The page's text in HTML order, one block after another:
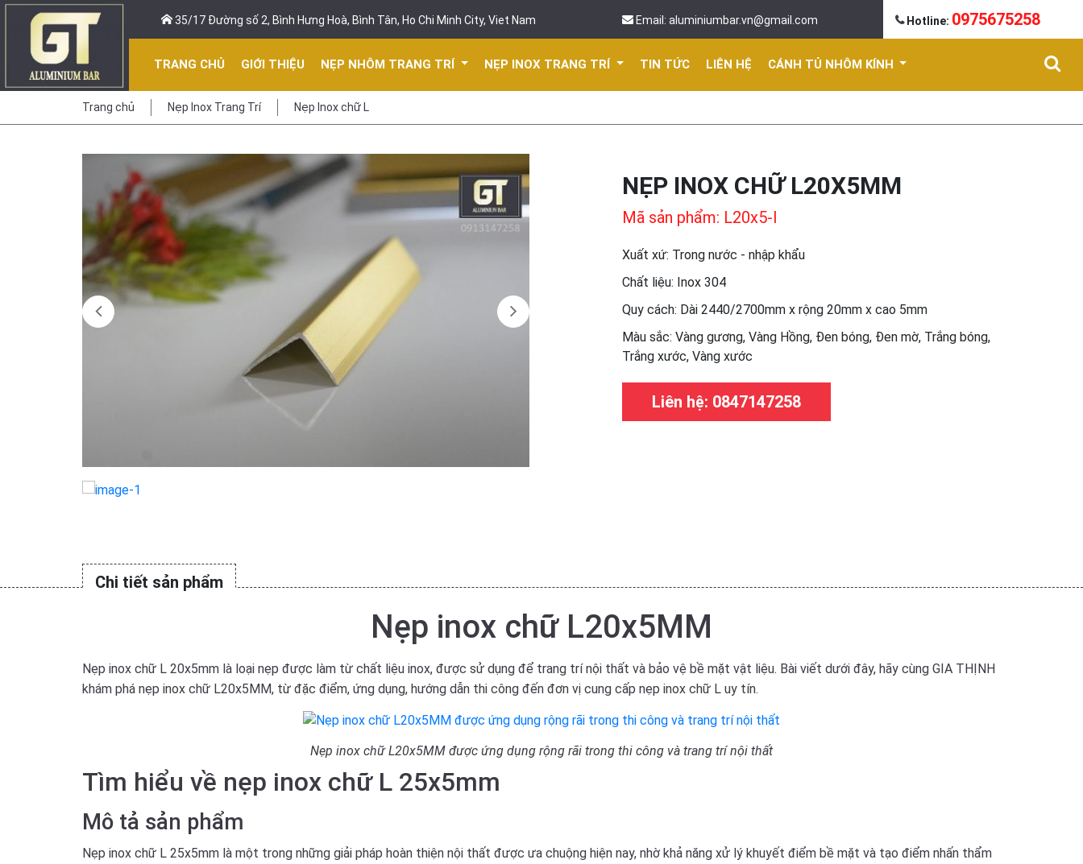
35/17 Đường số 2, Bình Hưng Hoà, Bình Tân, Ho Chi Minh City, Viet Nam Email: aluminiumbar.vn@gmail.com Hotline: 0975675258
TRANG CHỦ GIỚI THIỆU NẸP NHÔM TRANG TRÍ NẸP INOX TRANG TRÍ TIN TỨC LIÊN HỆ CÁNH TỦ NHÔM KÍNH
Trang chủ Nẹp Inox Trang Trí Nẹp Inox chữ L
NẸP INOX CHỮ L20X5MM
Mã sản phẩm: L20x5-I
Xuất xứ: Trong nước - nhập khẩu
Chất liệu: Inox 304
Quy cách: Dài 2440/2700mm x rộng 20mm x cao 5mm
Màu sắc: Vàng gương, Vàng Hồng, Đen bóng, Đen mờ, Trắng bóng,
Trắng xước, Vàng xước
Liên hệ: 0847147258
Chi tiết sản phẩm
Nẹp inox chữ L20x5MM
Nẹp inox chữ L 20x5mm là loại nẹp được làm từ chất liệu inox, được sử dụng để trang trí nội thất và bảo vệ bề mặt vật liệu. Bài viết dưới đây, hãy cùng GIA THỊNH
khám phá nẹp inox chữ L20x5MM, từ đặc điểm, ứng dụng, hướng dẫn thi công đến đơn vị cung cấp nẹp inox chữ L uy tín.
Nẹp inox chữ L20x5MM được ứng dụng rộng rãi trong thi công và trang trí nội thất
Tìm hiểu về nẹp inox chữ L 25x5mm
Mô tả sản phẩm
Nẹp inox chữ L 25x5mm là một trong những giải pháp hoàn thiện nội thất được ưa chuộng hiện nay, nhờ khả năng xử lý khuyết điểm bề mặt và tạo điểm nhấn thẩm